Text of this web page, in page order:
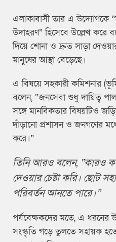
এলাকাবাসী তার এ উদ্যোগকে
উদাহরণ” হিসেবে উল্লেখ করে
দিয়ে শোনা ও দ্রুত সাড়া
মানুষের আস্থা বেড়েছে।
এ বিষয়ে সহকারী কমিশনার
বলেন, “জনসেবা শুধু দায়িত্ব
সঙ্গে মানবিকতার বিষয়টিও
দাঁড়ানো প্রশাসন ও জনগণের
করে।”
তিনি আরও বলেন, “কারও
দেওয়ার চেষ্টা করি। ছোট
পরিবর্তন আনতে পারে।”
পর্যবেক্ষকদের মতে, এ ধরনের
সংস্কৃতি গড়ে তুলতে সহায়ক